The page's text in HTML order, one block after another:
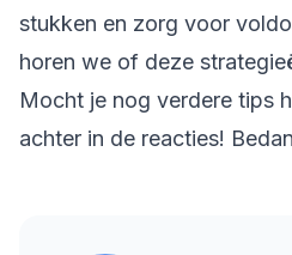
stukken en zorg voor
horen we of deze
Mocht je nog verdere tips
achter in de reacties!